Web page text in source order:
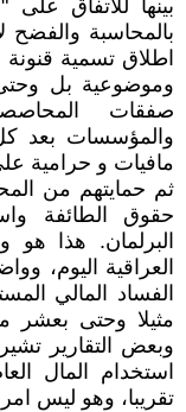
بينها للاتفاق على
بالمحاسبة
اطلاق تسمية
وموضوعية بل
صفقات
والمؤسسات بعد
مافيات و حرامية
ثم حمايتهم من
حقوق الطائفة
البرلمان. هذا هو
العراقية اليوم،
الفساد المالي
مثيلا وحتى بعشر
وبعض التقارير
استخدام المال
تقريبا، وهو ليس